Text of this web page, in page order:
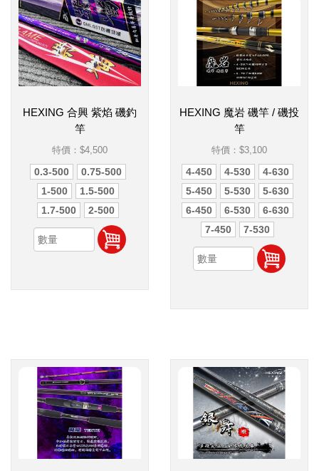
HEXING 合興 紫焰 磯釣
竿
特價： $4,500
0.3-500
0.75-500
1-500
1.5-500
1.7-500
2-500
HEXING 魔岩 磯竿 / 磯投
竿
特價： $3,100
4-450 4-530
4-630
5-450
5-530
5-630
6-450
6-530
6-630
7-450
7-530